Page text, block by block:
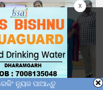
x
ନ୍ୟୁଜ ପାଆନ୍ତୁ